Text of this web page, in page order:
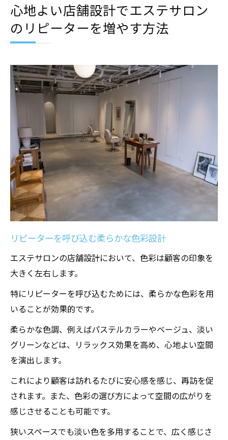
心地よい店舗設計でエステサロン
のリピーターを増やす方法
リピーターを呼び込む柔らかな色彩設計
エステサロンの店舗設計において、色彩は顧客の印象を
大きく左右します。
特にリピーターを呼び込むためには、柔らかな色彩を用
いることが効果的です。
柔らかな色調、例えばパステルカラーやベージュ、淡い
グリーンなどは、リラックス効果を高め、心地よい空間
を演出します。
これにより顧客は訪れるたびに安心感を感じ、再訪を促
されます。また、色彩の選び方によって空間の広がりを
感じさせることも可能です。
狭いスペースでも淡い色を多用することで、広く感じさ